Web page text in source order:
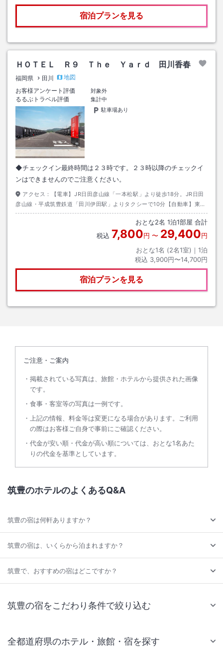
宿泊プランを見る
ＨＯＴＥＬ Ｒ９ Ｔｈｅ Ｙａｒｄ 田川香春
福岡県 田川
地図
お客様アンケート評価
対象外
るるぶトラベル評価
集計中
駐車場あり
◆チェックイン最終時間は２３時です。２３時以降のチェックイ
ンはできませんのでご注意ください。
アクセス：
【電車】JR日田彦山線「一本松駅」より徒歩18分。JR日田
彦山線・平成筑豊鉄道「田川伊田駅」よりタクシーで10分【自動車】東九
州自動車道「行橋IC」より車で20分
おとな2名 1泊1部屋 合計
税込 7,800円 〜 29,400円
おとな1名 (2名1室)｜ 1泊
税込 3,900円〜14,700円
宿泊プランを見る
ご注意・ご案内
掲載されている写真は、旅館・ホテルから提供された画像
です。
食事・客室等の写真は一例です。
上記の情報、料金等は変更になる場合があります。ご利用
の際はお客様ご自身で事前にご確認ください。
代金が安い順・代金が高い順については、おとな1名あた
りの代金を基準としています。
筑豊のホテルのよくあるQ&A
筑豊の宿は何軒ありますか？
筑豊の宿は、いくらから泊まれますか？
筑豊で、おすすめの宿はどこですか？
筑豊の宿をこだわり条件で絞り込む
全都道府県のホテル・旅館・宿を探す